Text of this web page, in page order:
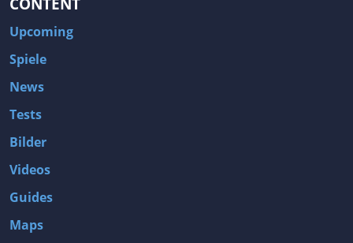
Upcoming
Spiele
News
Tests
Bilder
Videos
Guides
Maps